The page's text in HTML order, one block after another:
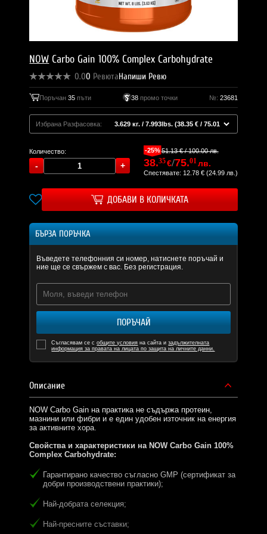
NOW Carbo Gain 100% Complex Carbohydrate
0.00 РевютаНапиши Ревю
Поръчан35 пъти 38промо точки №: 23681
Избрана Разфасовка:
Количество: -25%51.13 € / 100.00 лв.
38.35€/75.01 лв.
Спестявате: 12.78 € (24.99 лв.)
ДОБАВИ В КОЛИЧКАТА
БЪРЗА ПОРЪЧКА
Въведете телефонния си номер, натиснете поръчай и
ние ще се свържем с вас. Без регистрация.
ПОРЪЧАЙ
Съгласявам се собщите условия на сайта изадължителната
информация за правата на лицата по защита на личните данни.
Описание
NOW Carbo Gain на практика не съдържа протеин,
мазнини или фибри и е един удобен източник на енергия
за активните хора.
Свойства и характеристики на NOW Carbo Gain 100%
Complex Carbohydrate:
Гарантирано качество съгласно GMP (сертификат за
добри производствени практики);
Най-добрата селекция;
Най-пресните съставки;